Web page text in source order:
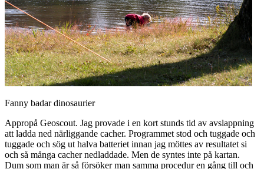
Fanny badar dinosaurier
Appropå Geoscout. Jag provade i en kort stunds tid av avslappning
att ladda ned närliggande cacher. Programmet stod och tuggade och
tuggade och sög ut halva batteriet innan jag möttes av resultatet si
och så många cacher nedladdade. Men de syntes inte på kartan.
Dum som man är så försöker man samma procedur en gång till och